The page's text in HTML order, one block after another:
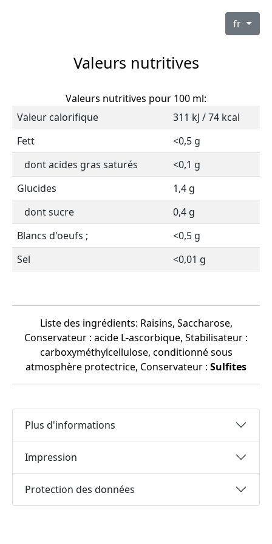
fr
Valeurs nutritives
Valeurs nutritives pour 100 ml:
Valeur calorifique
311 kJ / 74 kcal
Fett
<0,5 g
dont acides gras saturés
<0,1 g
Glucides
1,4 g
dont sucre
0,4 g
Blancs d'oeufs ;
<0,5 g
Sel
<0,01 g
Liste des ingrédients: Raisins, Saccharose,
Conservateur : acide L-ascorbique, Stabilisateur :
carboxyméthylcellulose, conditionné sous
atmosphère protectrice, Conservateur : Sulfites
Plus d'informations
Impression
Protection des données